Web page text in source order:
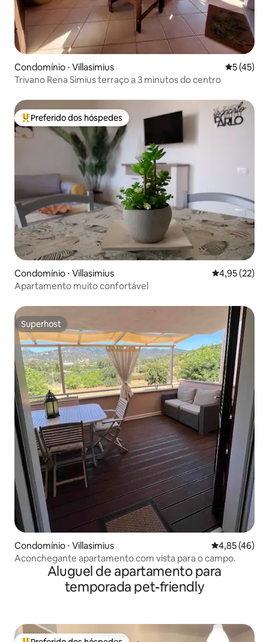
Condomínio ⋅ Villasimius 5 de uma
5 (45)
Trivano Rena Simius terraço a 3 minutos do centro
Entre os melhores preferidos dos hóspedes
Preferido dos hóspedes
Condomínio ⋅ Villasimius 4,95 de uma
4,95 (22)
Apartamento muito confortável
Superhost
Superhost
Condomínio ⋅ Villasimius 4,85 de uma
4,85 (46)
Aconchegante apartamento com vista para o campo.
Aluguel de apartamento para
temporada pet-friendly